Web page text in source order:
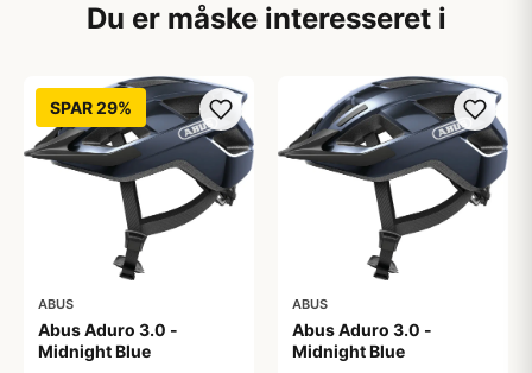
Du er måske interesseret i
SPAR 29%
ABUS
Abus Aduro 3.0 -
Midnight Blue
ABUS
Abus Aduro 3.0 -
Midnight Blue